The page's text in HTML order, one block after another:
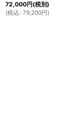
72,000円(税別)
(税込 : 79,200円)